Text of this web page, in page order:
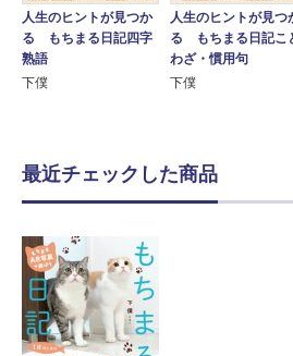
人生のヒントが見つか
る もちまる日記四字
熟語
下僕
人生のヒントが見つ
る もちまる日記こ
わざ・慣用句
下僕
最近チェックした商品